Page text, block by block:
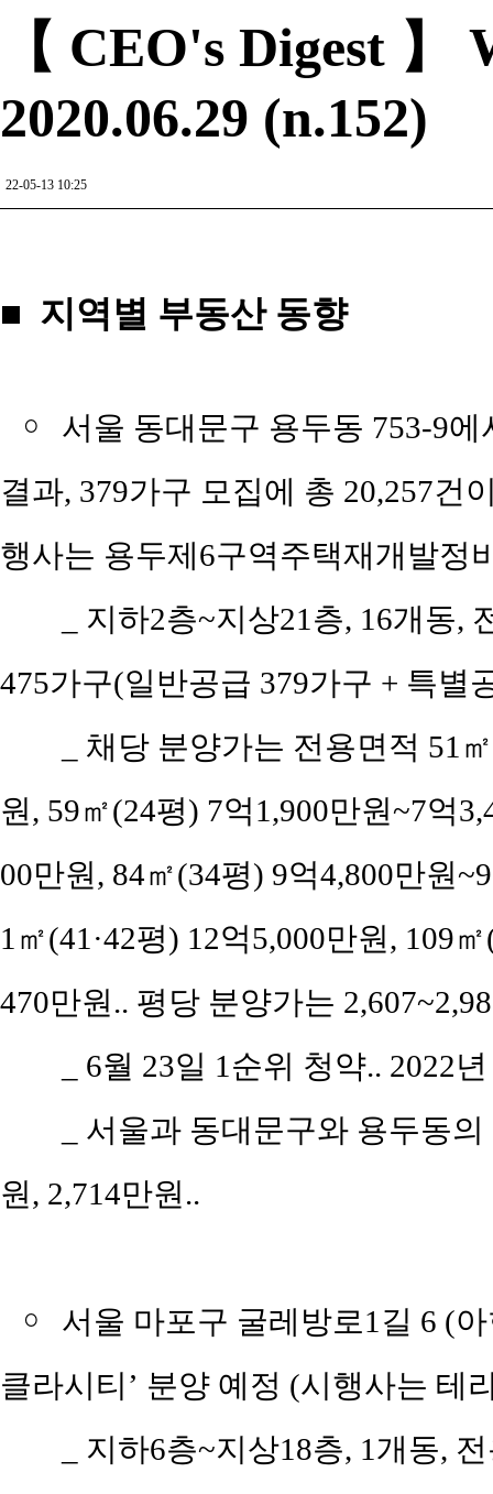
【 CEO's Digest 】
2020.06.29 (n.152)
22-05-13 10:25
■ 지역별 부동산 동향
￮
서울 동대문구 용두동 753-9
결과, 379가구 모집에 총 20,257건
행사는 용두제6구역주택재개발정
지하2층~지상21층, 16개동,
475가구(일반공급 379가구 + 특별
채당 분양가는 전용면적 51
원, 59㎡(24평) 7억1,900만원~7억
00만원, 84㎡(34평) 9억4,800만원
1㎡(41·42평) 12억5,000만원, 109
470만원.. 평당 분양가는
6월 23일 1순위 청약.. 2022
서울과 동대문구와 용두동
원, 2,714만원..
￮
서울 마포구 굴레방로1길 6 (
클라시티’ 분양 예정 (시행사는 테
지하6층~지상18층, 1개동,